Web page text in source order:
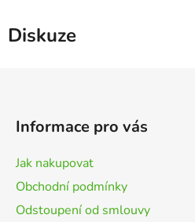
Diskuze
Informace pro vás
Jak nakupovat
Obchodní podmínky
Odstoupení od smlouvy